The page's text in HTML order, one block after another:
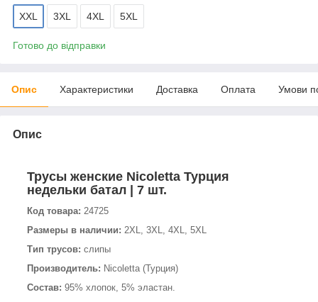
XXL 3XL 4XL 5XL
Готово до відправки
Опис Характеристики Доставка Оплата Умови
Опис
Трусы женские Nicoletta Турция
недельки батал | 7 шт.
Код товара: 24725
Размеры в наличии: 2XL, 3XL, 4XL, 5XL
Тип трусов: слипы
Производитель: Nicoletta (Турция)
Состав: 95% хлопок, 5% эластан.